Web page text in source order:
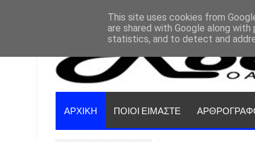
ΑΡΧΙΚΗ ΠΟΙΟΙ ΕΙΜΑΣΤΕ
This site uses cookies from
are shared with Google along
statistics, and to detect and